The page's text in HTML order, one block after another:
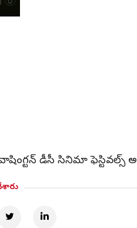
డీసీ సినిమా ఫెస్టివల్స్